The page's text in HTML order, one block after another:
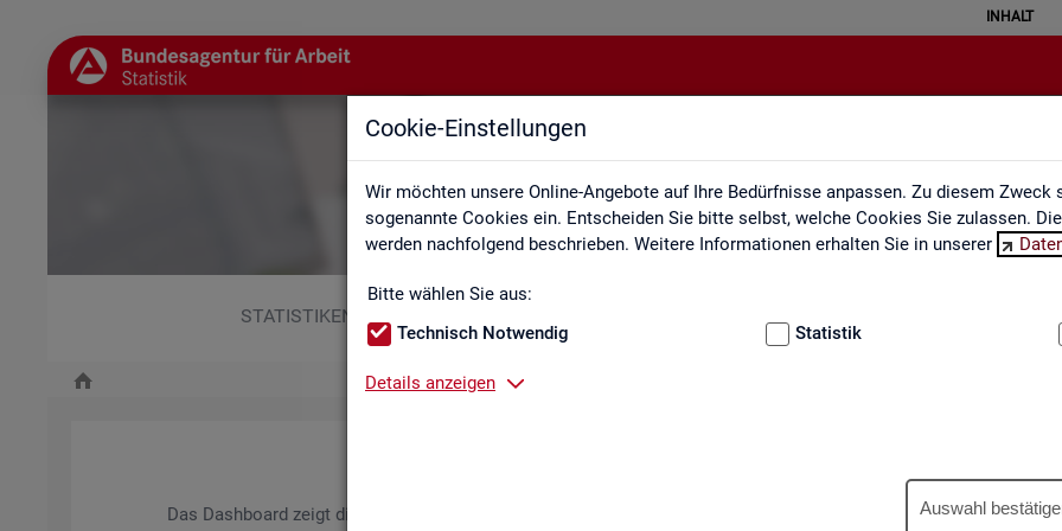
Cookie-Einstellungen
Wir möchten unsere Online-Angebote auf Ihre Bedürfnisse anpassen. Zu diesem Zweck
sogenannte Cookies ein. Entscheiden Sie bitte selbst, welche Cookies Sie zulassen.
werden nachfolgend beschrieben. Weitere Informationen erhalten Sie in unserer
Bitte wählen Sie aus:
Technisch Notwendig
Statistik
Details anzeigen
Auswahl
INHALT
Ausbildungsmarkt
STATISTIKEN
Das Da­sh­board zeigt die wich­tigs­ten Daten zum Aus­bil­dungs­markt in in­ter­ak­ti­ven Gra­fi­ken und Ta­bel­len. Für